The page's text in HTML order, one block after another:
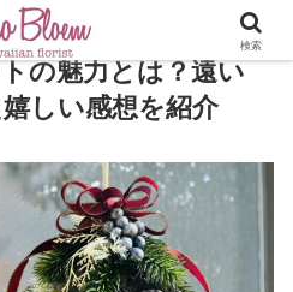
の魅力とは？遠い
しい感想を紹介
検索